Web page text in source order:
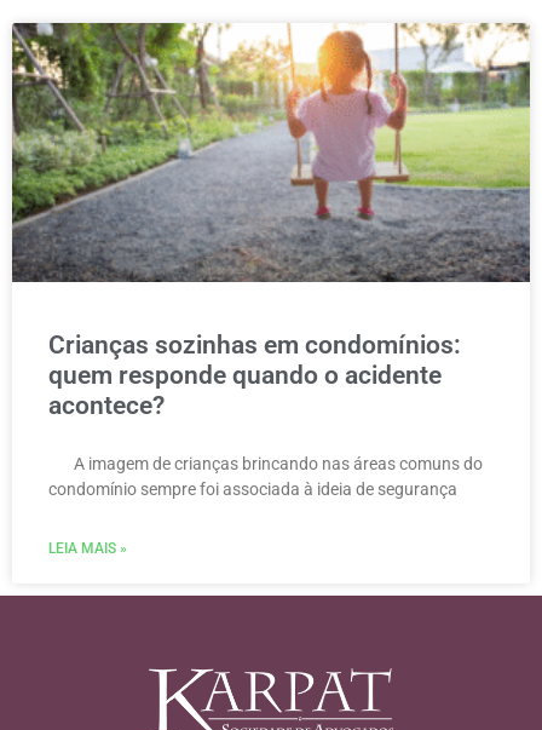
Crianças sozinhas em condomínios:
quem responde quando o acidente
acontece?
A imagem de crianças brincando nas áreas comuns do
condomínio sempre foi associada à ideia de segurança
LEIA MAIS »